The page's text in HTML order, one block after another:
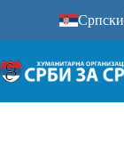
Српски